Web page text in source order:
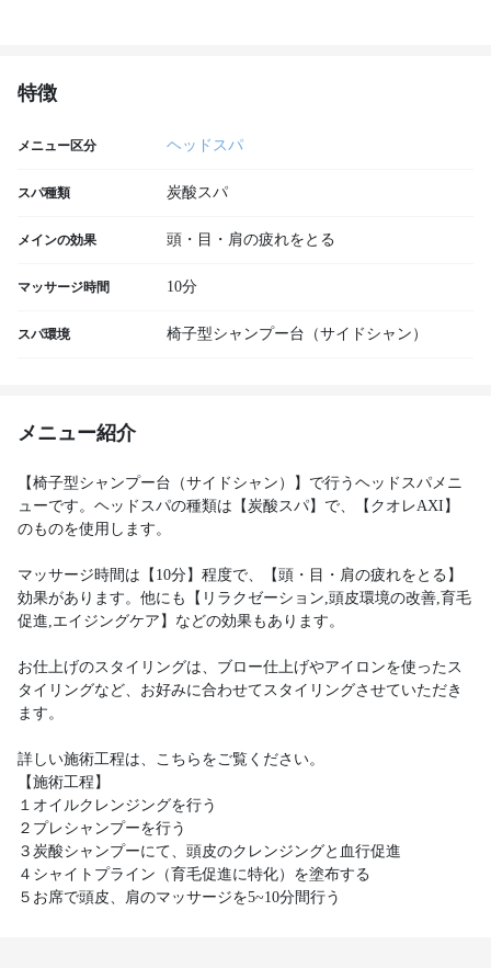
特徴
メニュー区分 ヘッドスパ
スパ種類 炭酸スパ
メインの効果 頭・目・肩の疲れをとる
マッサージ時間 10分
スパ環境 椅子型シャンプー台（サイドシャン）
メニュー紹介
【椅子型シャンプー台（サイドシャン）】で行うヘッドスパメニ
ューです。ヘッドスパの種類は【炭酸スパ】で、【クオレAXI】
のものを使用します。
マッサージ時間は【10分】程度で、【頭・目・肩の疲れをとる】
効果があります。他にも【リラクゼーション,頭皮環境の改善,育毛
促進,エイジングケア】などの効果もあります。
お仕上げのスタイリングは、ブロー仕上げやアイロンを使ったス
タイリングなど、お好みに合わせてスタイリングさせていただき
ます。
詳しい施術工程は、こちらをご覧ください。
【施術工程】
１オイルクレンジングを行う
２プレシャンプーを行う
３炭酸シャンプーにて、頭皮のクレンジングと血行促進
４シャイトプライン（育毛促進に特化）を塗布する
５お席で頭皮、肩のマッサージを5~10分間行う